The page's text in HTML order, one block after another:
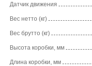
Датчик движения
Вес нетто (кг)
Вес брутто (кг)
Высота коробки, мм
Длина коробки, мм